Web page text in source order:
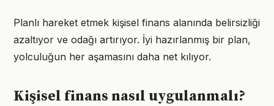
Planlı hareket etmek kişisel finans alanında belirsizliği
azaltıyor ve odağı artırıyor. İyi hazırlanmış bir plan,
yolculuğun her aşamasını daha net kılıyor.
Kişisel finans nasıl uygulanmalı?